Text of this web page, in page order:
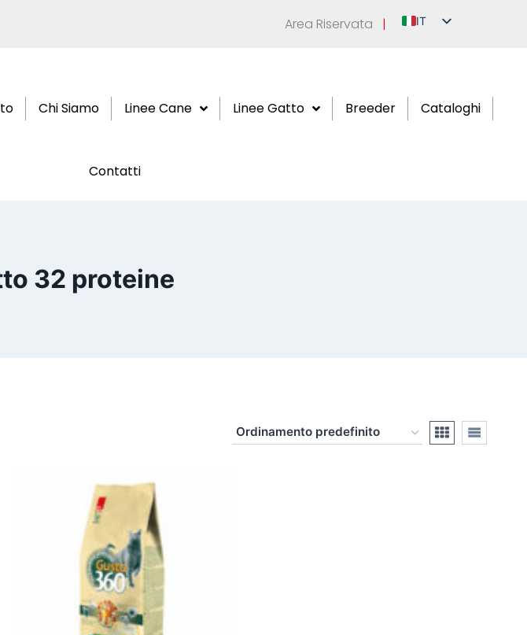
Area Riservata |
IT
Chi Siamo Linee Cane Linee Gatto Breeder Cataloghi
Contatti
32 proteine